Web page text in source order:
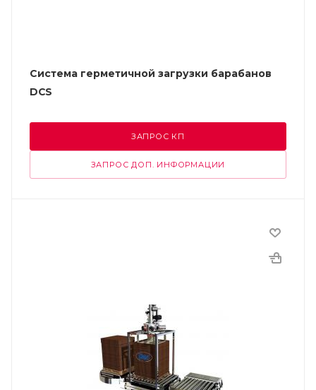
Система герметичной загрузки барабанов
DCS
ЗАПРОС КП
ЗАПРОС ДОП. ИНФОРМАЦИИ